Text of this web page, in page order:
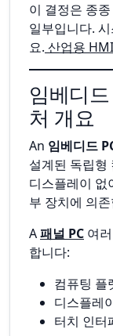
이 결정은 종
일부입니다.
요. 산업용
임베디
처 개요
An 임베디드
설계된 독립형
디스플레이 없
부 장치에 의
A패널 PC 여
합니다:
컴퓨팅 플
디스플레
터치 인터